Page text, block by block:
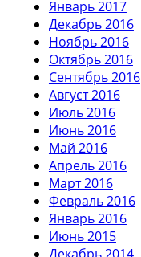
Январь 2017
Декабрь 2016
Ноябрь 2016
Октябрь 2016
Сентябрь 2016
Август 2016
Июль 2016
Июнь 2016
Май 2016
Апрель 2016
Март 2016
Февраль 2016
Январь 2016
Июнь 2015